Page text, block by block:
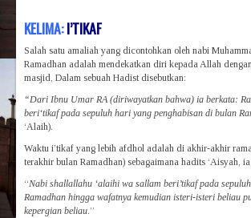
KELIMA:I’TIKAF
Salah satu amaliah yang dicontohkan oleh nabi
Ramadhan adalah mendekatkan diri kepada Allah
masjid, Dalam sebuah Hadist disebutkan:
“Dari Ibnu Umar RA (diriwayatkan bahwa) ia berkata:
beri‘tikaf pada sepuluh hari yang penghabisan di bulan
‘Alaih).
Waktu i’tikaf yang lebih afdhol adalah di akhir-akhir
terakhir bulan Ramadhan) sebagaimana hadits ‘Aisyah,
“Nabi shallallahu ‘alaihi wa sallam beri’tikaf pada
Ramadhan hingga wafatnya kemudian isteri-isteri beliau
kepergian beliau.”